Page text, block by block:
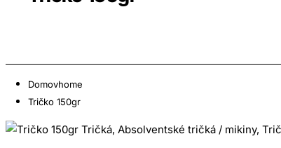
Domovhome
Tričko 150gr